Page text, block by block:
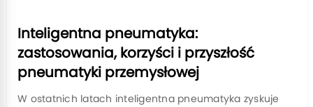
Inteligentna pneumatyka:
zastosowania, korzyści i przyszłość
pneumatyki przemysłowej
W ostatnich latach inteligentna pneumatyka zyskuje